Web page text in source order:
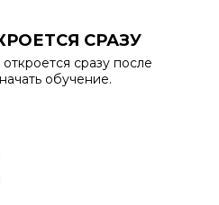
СРАЗУ
сразу после
обучение.